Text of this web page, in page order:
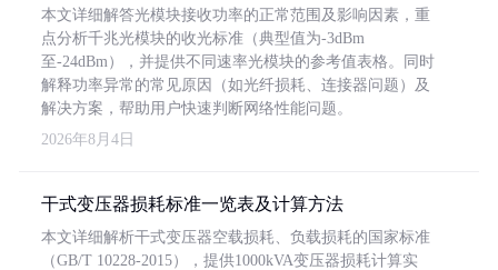
本文详细解答光模块接收功率的正常范围及影响因素，重
点分析千兆光模块的收光标准（典型值为-3dBm
至-24dBm），并提供不同速率光模块的参考值表格。同时
解释功率异常的常见原因（如光纤损耗、连接器问题）及
解决方案，帮助用户快速判断网络性能问题。
2026年8月4日
干式变压器损耗标准一览表及计算方法
本文详细解析干式变压器空载损耗、负载损耗的国家标准
（GB/T 10228-2015），提供1000kVA变压器损耗计算实